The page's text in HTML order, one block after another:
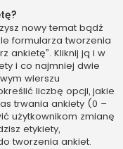
nowy temat bądź
formularza tworzenia
ankietę”. Kliknij ją i w
i co najmniej dwie
wierszu
liczbę opcji, jakie
trwania ankiety (0 –
użytkownikom zmianę
etykiety,
tworzenia ankiet.